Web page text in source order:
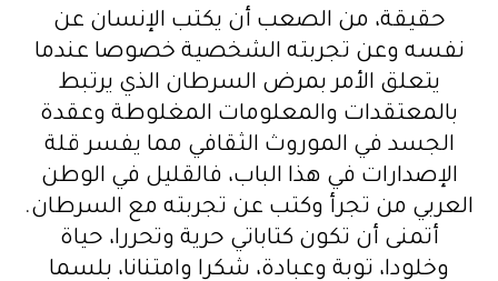
حقيقة، من الصعب أن يكتب الإنسان عن
نفسه وعن تجربته الشخصية خصوصا عندما
يتعلق الأمر بمرض السرطان الذي يرتبط
بالمعتقدات والمعلومات المغلوطة وعقدة
الجسد في الموروث الثقافي مما يفسر قلة
الإصدارات في هذا الباب، فالقليل في الوطن
العربي من تجرأ وكتب عن تجربته مع السرطان.
أتمنى أن تكون كتاباتي حرية وتحررا، حياة
وخلودا، توبة وعبادة، شكرا وامتنانا، بلسما